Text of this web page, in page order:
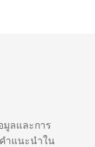
มูลและการ
ำแนะนำใน